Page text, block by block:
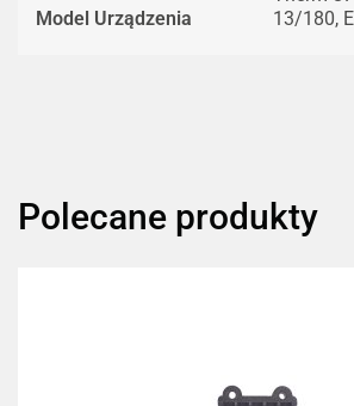
Model Urządzenia
13/180,
Polecane produkty